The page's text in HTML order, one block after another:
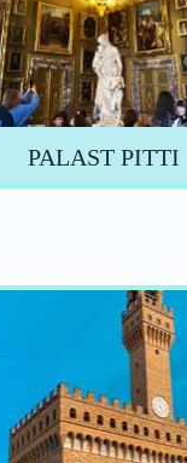
PALAST PITTI